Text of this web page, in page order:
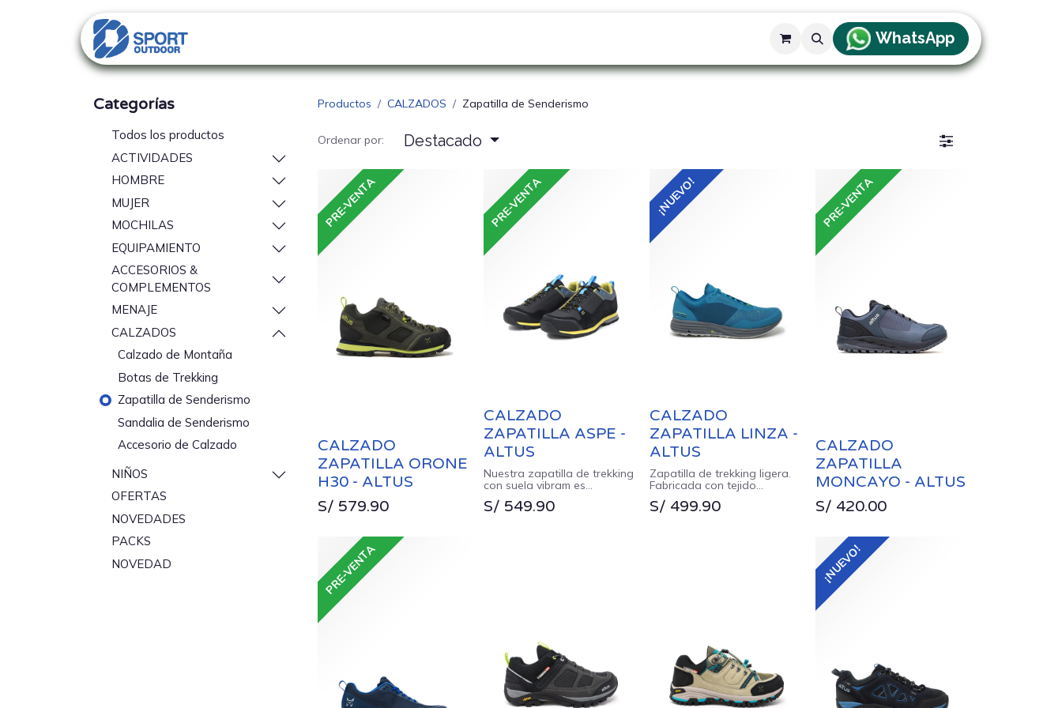
WhatsApp
Categorías
Todos los productos
ACTIVIDADES
HOMBRE
MUJER
MOCHILAS
EQUIPAMIENTO
ACCESORIOS &
COMPLEMENTOS
MENAJE
CALZADOS
Calzado de Montaña
Botas de Trekking
Zapatilla de Senderismo
Sandalia de Senderismo
Accesorio de Calzado
NIÑOS
OFERTAS
NOVEDADES
PACKS
NOVEDAD
Productos CALZADOS Zapatilla de Senderismo
Ordenar por: Destacado
PRE-VENTA
CALZADO
ZAPATILLA ORONE
H30 - ALTUS
S/ 579.90
PRE-VENTA
CALZADO
ZAPATILLA ASPE -
ALTUS
Nuestra zapatilla de trekking
con suela vibram es
fabricada con tejidos
resistentes a la abrasión.
S/ 549.90
¡NUEVO!
CALZADO
ZAPATILLA LINZA -
ALTUS
Zapatilla de trekking ligera.
Fabricada con tejido
transpirables y ligeros, con
refuerzo en las zonas de
S/ 499.90
PRE-VENTA
CALZADO
ZAPATILLA
MONCAYO - ALTUS
S/ 420.00
PRE-VENTA ¡NUEVO!